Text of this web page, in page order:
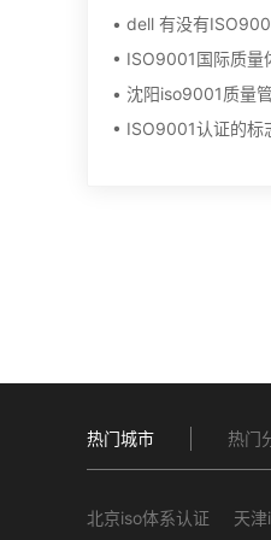
• dell 有没有
• ISO9001国际质量
• 沈阳iso9001质量
• ISO9001认证的标
热门城市 热门
北京iso体系认证 天